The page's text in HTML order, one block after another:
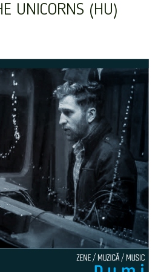
UNICORNS (HU)